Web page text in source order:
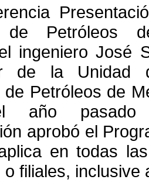
de Petróleos
ingeniero José
de la Unidad
de Petróleos de
año
aprobó el
en todas
filiales, inclusive